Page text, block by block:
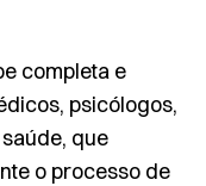
completa e
psicólogos,
que
o processo de